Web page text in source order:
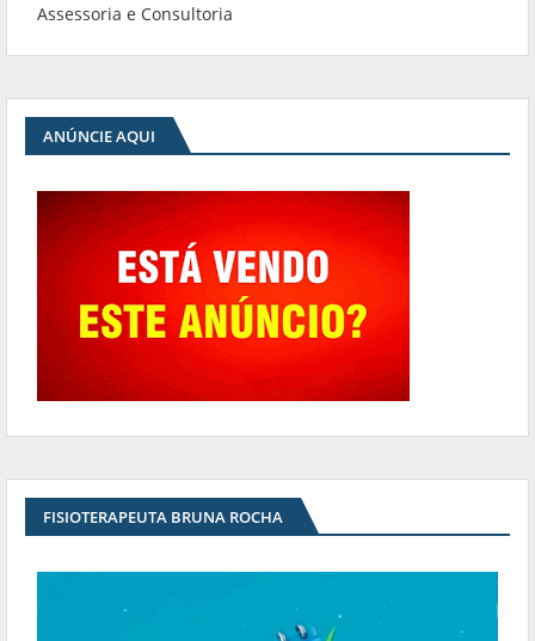
Assessoria e Consultoria
ANÚNCIE AQUI
FISIOTERAPEUTA BRUNA ROCHA